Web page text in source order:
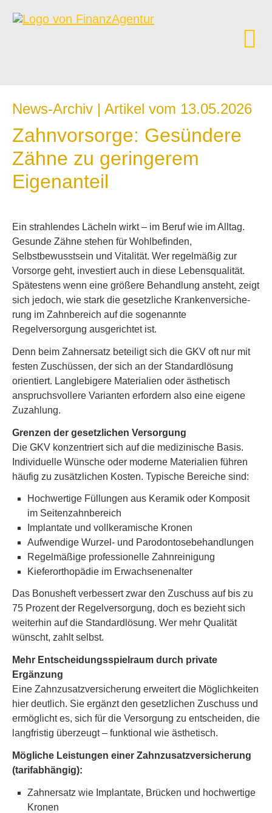
News-Archiv | Artikel vom 13.05.2026
Zahnvorsorge: Gesündere
Zähne zu geringerem
Eigenanteil
Ein strahlendes Lächeln wirkt – im Beruf wie im Alltag.
Gesunde Zähne stehen für Wohlbefinden,
Selbstbewusstsein und Vitalität. Wer regelmäßig zur
Vorsorge geht, investiert auch in diese Lebensqualität.
Spätestens wenn eine größere Behandlung ansteht, zeigt
sich jedoch, wie stark die gesetzliche Kranken­ver­si­che­
rung im Zahnbereich auf die sogenannte
Regelversorgung ausgerichtet ist.
Denn beim Zahnersatz beteiligt sich die GKV oft nur mit
festen Zuschüssen, der sich an der Standardlösung
orientiert. Langlebigere Materialien oder ästhetisch
anspruchsvollere Varianten erfordern also eine eigene
Zuzahlung.
Grenzen der gesetzlichen Versorgung
Die GKV konzentriert sich auf die medizinische Basis.
Individuelle Wünsche oder moderne Materialien führen
häufig zu zusätzlichen Kosten. Typische Bereiche sind:
Hochwertige Füllungen aus Keramik oder Komposit
im Seitenzahnbereich
Implantate und vollkeramische Kronen
Aufwendige Wurzel- und Parodontosebehandlungen
Regelmäßige professionelle Zahnreinigung
Kieferorthopädie im Erwachsenenalter
Das Bonusheft verbessert zwar den Zuschuss auf bis zu
75 Prozent der Regelversorgung, doch es bezieht sich
weiterhin auf die Standardlösung. Wer mehr Qualität
wünscht, zahlt selbst.
Mehr Entscheidungsspielraum durch private
Ergänzung
Eine Zahn­zu­satz­ver­si­che­rung erweitert die Möglichkeiten
hier deutlich. Sie ergänzt den gesetzlichen Zuschuss und
ermöglicht es, sich für die Versorgung zu entscheiden, die
langfristig überzeugt – funktional wie ästhetisch.
Mögliche Leistungen einer Zahn­zu­satz­ver­si­che­rung
(tarifabhängig):
Zahnersatz wie Implantate, Brücken und hochwertige
Kronen